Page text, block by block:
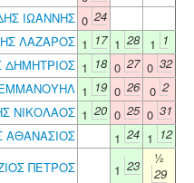
ΙΩΑΝΝΗΣ 0 24
ΛΑΖΑΡΟΣ 1 17 1 28 1 1
ΔΗΜΗΤΡΙΟΣ 1 18 0 27 0 32
1 19 0 26 0 2
ΝΙΚΟΛΑΟΣ 1 20 0 25 0 31
ΑΘΑΝΑΣΙΟΣ 1 24 1 12
ΠΕΤΡΟΣ 1 23
½
29